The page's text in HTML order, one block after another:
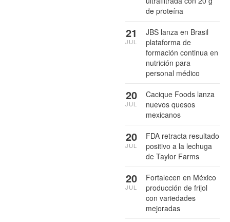
de proteína
JBS lanza en Brasil
plataforma de
formación continua en
nutrición para
personal médico
21
JUL
Cacique Foods lanza
nuevos quesos
mexicanos
20
JUL
FDA retracta resultado
positivo a la lechuga
de Taylor Farms
20
JUL
Fortalecen en México
producción de frijol
con variedades
mejoradas
20
JUL